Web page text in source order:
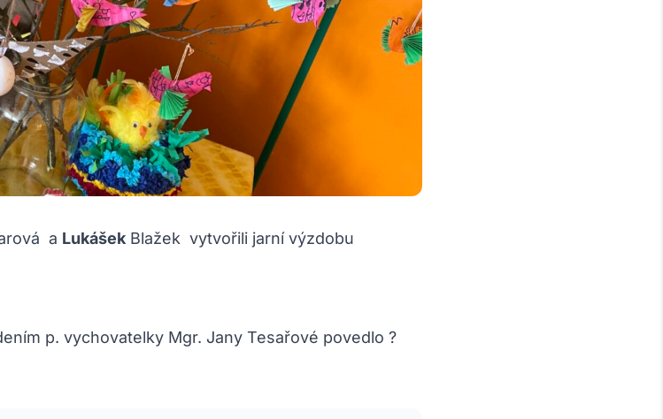
a Lukášek Blažek vytvořili jarní výzdobu
p. vychovatelky Mgr. Jany Tesařové povedlo ?